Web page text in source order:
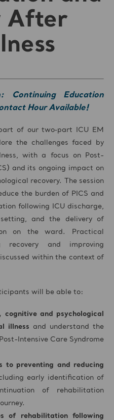
After
Continuing Education
Hour Available!
of our two‑part ICU EM
the challenges faced by
with a focus on Post-
and its ongoing impact on
recovery. The session
the burden of PICS and
following ICU discharge,
and the delivery of
on the ward. Practical
recovery and improving
within the context of
will be able to:
cognitive and psychological
illness and understand the
Intensive Care Syndrome
to preventing and reducing
early identification of
of rehabilitation
of rehabilitation following